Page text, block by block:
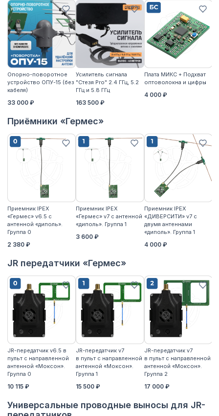
Опорно-поворотное
устройство ОПУ-15 (без
кабеля)
33 000 ₽
Усилитель сигнала
"Стезя Pro" 2.4 ГГц, 5.2
ГГц и 5.8 ГГц
163 500 ₽
Плата МИКС + Подхват
оптоволокна и цифры
4 000 ₽
Приёмники «Гермес»
Приемник IPEX
«Гермес» v6.5 с
антенной «диполь».
Группа 0
2 380 ₽
Приемник IPEX
«Гермес» v7 с антенной
«диполь». Группа 1
3 600 ₽
Приемник IPEX
«ДИВЕРСИТИ» v7 с
двумя антеннами
«диполь». Группа 1
4 000 ₽
JR передатчики «Гермес»
JR-передатчик v6.5 в
пульт с направленной
антенной «Моксон».
Группа 0
10 115 ₽
JR-передатчик v7
в пульт с направленной
антенной «Моксон».
Группа 1
15 500 ₽
JR-передатчик v7
в пульт с направленной
антенной «Моксон».
Группа 2
17 000 ₽
Универсальные проводные выносы для JR-